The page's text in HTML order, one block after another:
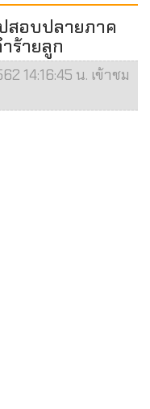
สอบปลายภาค
ร้ายลูก
14:16:45 น. เข้าชม